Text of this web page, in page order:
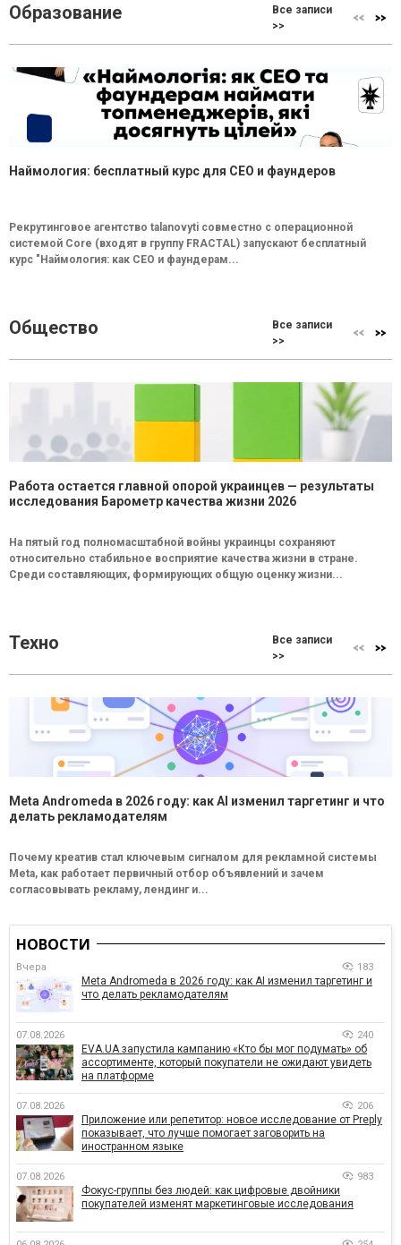
Образование
Все записи
>>
Наймология: бесплатный курс для CEO и фаундеров
Рекрутинговое агентство talanovyti совместно с операционной
системой Core (входят в группу FRACTAL) запускают бесплатный
курс "Наймология: как СEO и фаундерам...
Общество
Все записи
>>
Работа остается главной опорой украинцев — результаты
исследования Барометр качества жизни 2026
На пятый год полномасштабной войны украинцы сохраняют
относительно стабильное восприятие качества жизни в стране.
Среди составляющих, формирующих общую оценку жизни...
Техно
Все записи
>>
Meta Andromeda в 2026 году: как AI изменил таргетинг и что
делать рекламодателям
Почему креатив стал ключевым сигналом для рекламной системы
Meta, как работает первичный отбор объявлений и зачем
согласовывать рекламу, лендинг и...
НОВОСТИ
Вчера 183
Meta Andromeda в 2026 году: как AI изменил таргетинг и
что делать рекламодателям
07.08.2026 240
EVA.UA запустила кампанию «Кто бы мог подумать» об
ассортименте, который покупатели не ожидают увидеть
на платформе
07.08.2026 206
Приложение или репетитор: новое исследование от Preply
показывает, что лучше помогает заговорить на
иностранном языке
07.08.2026 983
Фокус-группы без людей: как цифровые двойники
покупателей изменят маркетинговые исследования